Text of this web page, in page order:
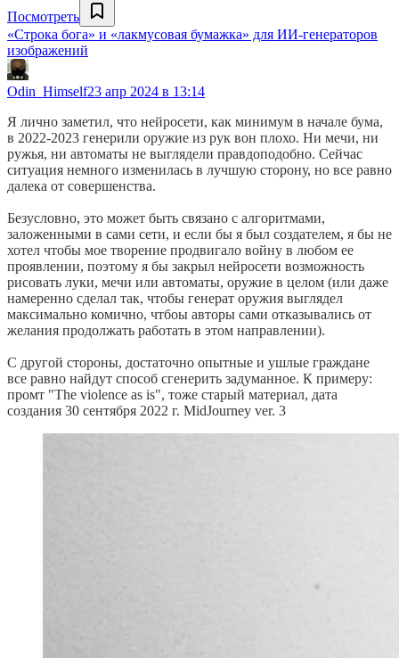
Посмотреть
«Строка бога» и «лакмусовая бумажка» для ИИ-генераторов
изображений
Odin_Himself23 апр 2024 в 13:14
Я лично заметил, что нейросети, как минимум в начале бума,
в 2022-2023 генерили оружие из рук вон плохо. Ни мечи, ни
ружья, ни автоматы не выглядели правдоподобно. Сейчас
ситуация немного изменилась в лучшую сторону, но все равно
далека от совершенства.
Безусловно, это может быть связано с алгоритмами,
заложенными в сами сети, и если бы я был создателем, я бы не
хотел чтобы мое творение продвигало войну в любом ее
проявлении, поэтому я бы закрыл нейросети возможность
рисовать луки, мечи или автоматы, оружие в целом (или даже
намеренно сделал так, чтобы генерат оружия выглядел
максимально комично, чтбоы авторы сами отказывались от
желания продолжать работать в этом направлении).
С другой стороны, достаточно опытные и ушлые граждане
все равно найдут способ сгенерить задуманное. К примеру:
промт "The violence as is", тоже старый материал, дата
создания 30 сентября 2022 г. MidJourney ver. 3